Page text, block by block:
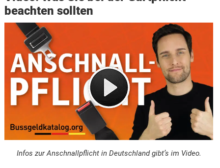
beachten sollten
Infos zur Anschnallpflicht in Deutschland gibt’s im Video.